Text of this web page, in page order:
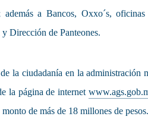
a Bancos, Oxxo´s,
Dirección de Panteones.
la ciudadanía en la administración
la página de internet
de más de 18 millones de pesos.